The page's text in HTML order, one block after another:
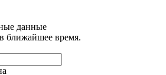
данные
ближайшее время.